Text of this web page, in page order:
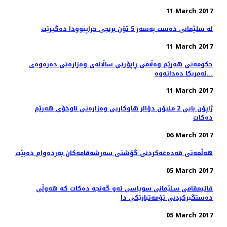
11 March 2017
له‌ سلێمانی ده‌ست به‌سه‌ر 5 تۆن برنجی خراپبوودا ده‌گیرێت
11 March 2017
حکومەتی هەرێم وەڵامی ڕاپۆرتی ساڵانەی وەزارەتی دەرەوەی
ئەمریکا دەداتەوە...
11 March 2017
ژاپۆن بایی 2 ملیۆن دۆالر هاوكاریی وەزارەتی ناوخۆی هەرێم
دەكات
06 March 2017
هه‌ڵمه‌تی قه‌ده‌غه‌كردنی گۆشتی سه‌رشه‌قامه‌كان به‌رده‌وام ده‌بێت
05 March 2017
قائیمقامی سلێمانی سوپاسی ئه‌و گه‌نجه‌ ده‌كات كه‌ هه‌وڵی
ده‌ستگیركردنی تۆمه‌تبارێكی دا
05 March 2017